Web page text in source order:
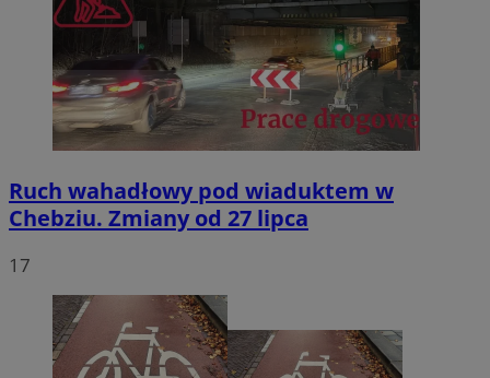
Ruch wahadłowy pod wiaduktem w
Chebziu. Zmiany od 27 lipca
17